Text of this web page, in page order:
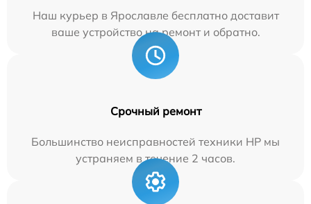
Наш курьер в Ярославле бесплатно доставит
ваше устройство на ремонт и обратно.
Срочный ремонт
Большинство неисправностей техники HP мы
устраняем в течение 2 часов.